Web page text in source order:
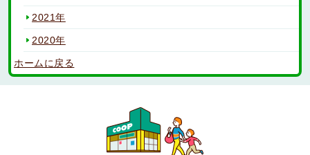
2021年
2020年
ホームに戻る